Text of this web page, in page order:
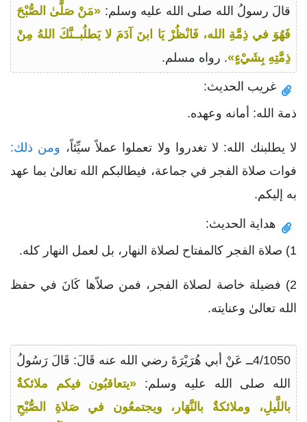
قالَ رسولُ الله صلى الله عليه وسلم: «مَنْ صَلَّىٰ الصُّبْحَ
فَهُوَ في ذِمَّةِ الله، فَانْظُرْ يَا ابنَ آدَمَ لا يَطلُبــنَّكَ اللهُ مِنْ
ذِمَّتِهِ بِشَيْءٍ». رواه مسلم.
غريب الحديث:
ذمة الله: أمانه وعهده.
لا يطلبنك الله: لا تغدروا ولا تعملوا عملاً سيِّئاً، ومن ذلك:
فوات صلاة الفجر في جماعة، فيطالبكم الله تعالىٰ بما عهد
به إليكم.
هداية الحديث:
1) صلاة الفجر كالمفتاح لصلاة النهار، بل لعمل النهار كله.
2) فضيلة خاصة لصلاة الفجر، فمن صلاّها كَانَ في حفظ
الله تعالىٰ وعنايته.
4/1050ــ عَنْ أبي هُرَيْرَةَ رضي الله عنه قَالَ: قَالَ رَسُولُ
الله صلى الله عليه وسلم: «يتعاقبُون فيكم ملائكةٌ
باللَّيلِ، وملائكةٌ بالنَّهَار، ويجتمعُون في صَلاةِ الصُّبْحِ